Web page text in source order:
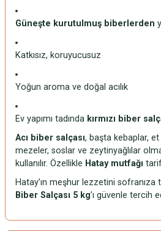
Güneşte kurutulmuş biberlerden
Katkısız, koruyucusuz
Yoğun aroma ve doğal acılık
Ev yapımı tadında kırmızı biber
Acı biber salçası, başta kebaplar,
mezeler, soslar ve zeytinyağlılar
kullanılır. Özellikle Hatay mutfağı
Hatay’ın meşhur lezzetini sofranıza
Biber Salçası 5 kg’ı güvenle tercih